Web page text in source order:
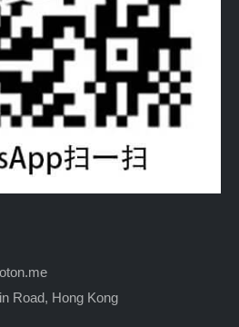
Road, Hong Kong